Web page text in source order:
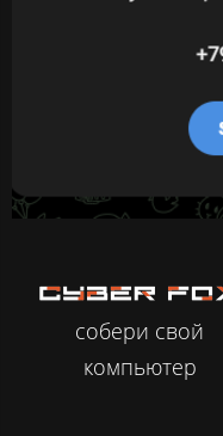
собери свой
компьютер